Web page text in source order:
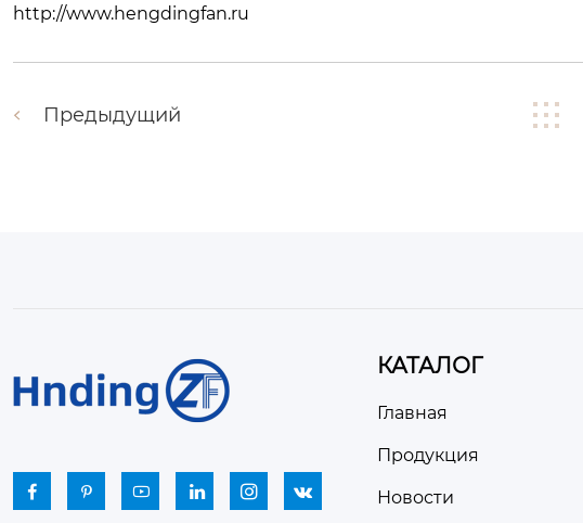
http://www.hengdingfan.ru
Предыдущий
     
КАТАЛОГ
Главная
Продукция
Новости